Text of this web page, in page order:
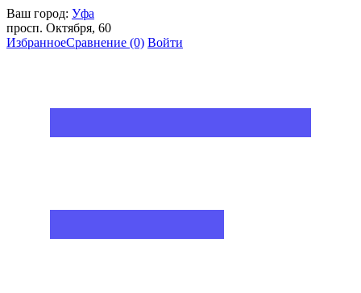
Ваш город: Уфа
просп. Октября, 60
ИзбранноеСравнение (0) Войти